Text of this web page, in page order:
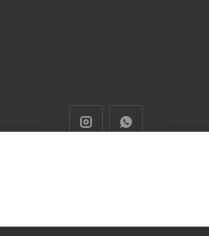
товаров по Алматы и Казахстану